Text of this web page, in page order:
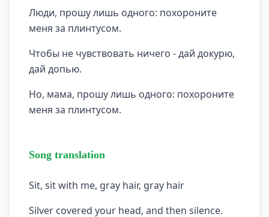
Люди, прошу лишь одного: похороните
меня за плинтусом.
Чтобы не чувствовать ничего - дай докурю,
дай допью.
Но, мама, прошу лишь одного: похороните
меня за плинтусом.
Song translation
Sit, sit with me, gray hair, gray hair
Silver covered your head, and then silence.